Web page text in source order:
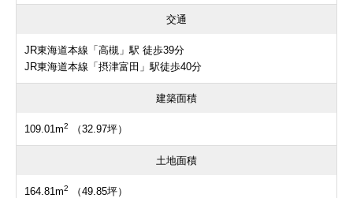
交通
JR東海道本線「高槻」駅 徒歩39分
JR東海道本線「摂津富田」駅徒歩40分
建築面積
109.01m2 （32.97坪）
土地面積
164.81m2 （49.85坪）